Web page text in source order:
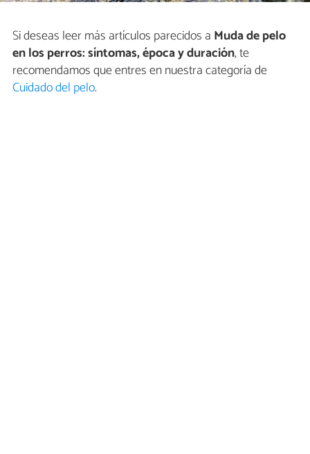
Si deseas leer más artículos parecidos a Muda de pelo
en los perros: síntomas, época y duración, te
recomendamos que entres en nuestra categoría de
Cuidado del pelo.